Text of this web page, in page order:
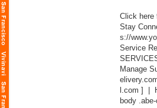
Click here
Stay
s://
Service
Manage
l.com ] |
body